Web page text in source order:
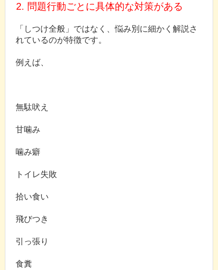
2. 問題行動ごとに具体的な対策がある
「しつけ全般」ではなく、悩み別に細かく解説さ
れているのが特徴です。
例えば、
無駄吠え
甘噛み
噛み癖
トイレ失敗
拾い食い
飛びつき
引っ張り
食糞